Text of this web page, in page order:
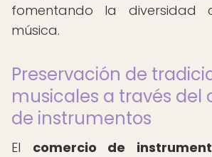
fomentando la diversidad
música.
Preservación de
musicales a través del
de instrumentos
El comercio de